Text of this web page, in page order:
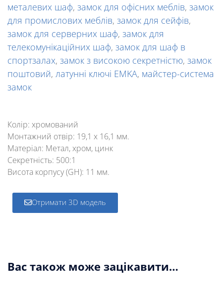
металевих шаф, замок для офісних меблів, замок
для промислових меблів, замок для сейфів,
замок для серверних шаф, замок для
телекомунікаційних шаф, замок для шаф в
спортзалах, замок з високою секретністю, замок
поштовий, латунні ключі EMKA, майстер-система
замок
Колір: хромований
Монтажний отвір: 19,1 х 16,1 мм.
Матеріал: Метал, хром, цинк
Секретність: 500:1
Висота корпусу (GH): 11 мм.
Отримати 3D модель
Вас також може зацікавити…